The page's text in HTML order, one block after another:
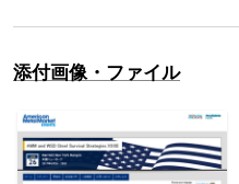
添付画像・ファイル